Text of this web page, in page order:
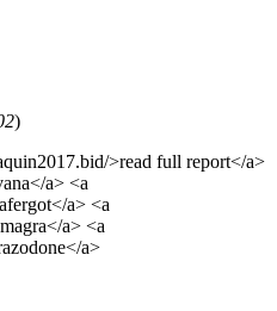
)
>read full report</a>
a> <a
a> <a
a> <a
a>